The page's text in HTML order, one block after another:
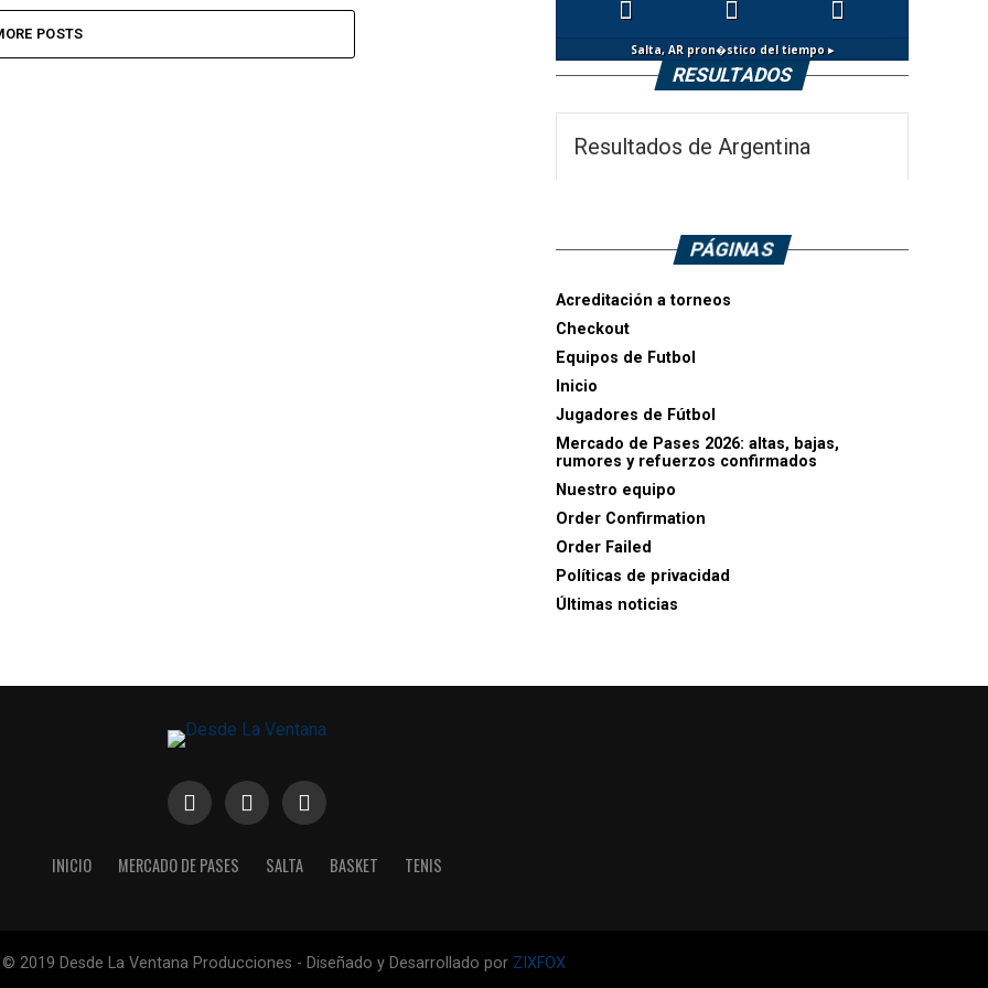
POSTS
Salta, AR pron�stico del tiempo ▸
RESULTADOS
Resultados de Argentina
PÁGINAS
Acreditación a torneos
Checkout
Equipos de Futbol
Inicio
Jugadores de Fútbol
Mercado de Pases 2026: altas, bajas,
rumores y refuerzos confirmados
Nuestro equipo
Order Confirmation
Order Failed
Políticas de privacidad
Últimas noticias
INICIO MERCADO DE PASES SALTA BASKET TENIS
2019 Desde La Ventana Producciones - Diseñado y Desarrollado por ZIXFOX